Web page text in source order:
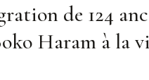
de 124
Haram à la